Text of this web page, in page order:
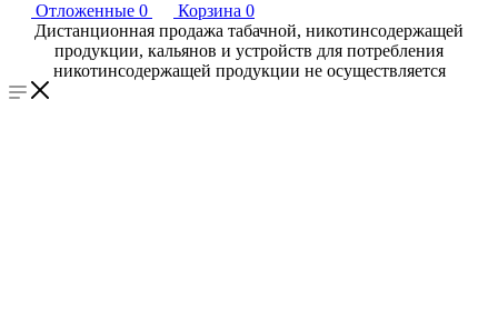
Отложенные 0 Корзина 0
Дистанционная продажа табачной, никотинсодержащей
продукции, кальянов и устройств для потребления
никотинсодержащей продукции не осуществляется